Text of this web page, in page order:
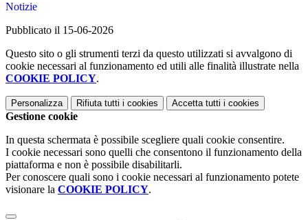
Notizie
Pubblicato il 15-06-2026
Questo sito o gli strumenti terzi da questo utilizzati si avvalgono di
cookie necessari al funzionamento ed utili alle finalità illustrate nella
COOKIE POLICY.
Personalizza Rifiuta tutti i cookies Accetta tutti i cookies
Gestione cookie
In questa schermata è possibile scegliere quali cookie consentire.
I cookie necessari sono quelli che consentono il funzionamento della
piattaforma e non è possibile disabilitarli.
Per conoscere quali sono i cookie necessari al funzionamento potete
visionare la COOKIE POLICY.